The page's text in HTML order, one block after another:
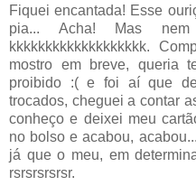
Fiquei encantada! Esse
pia... Acha! Mas
kkkkkkkkkkkkkkkkkkk.
mostro em breve, queria
proibido :( e foi aí que
trocados, cheguei a contar
conheço e deixei meu
no bolso e acabou,
já que o meu, em
rsrsrsrsrsr.